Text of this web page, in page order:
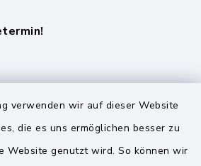
verwenden wir auf dieser Website
die es uns ermöglichen besser zu
Website genutzt wird. So können wir